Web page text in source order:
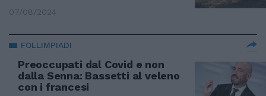
07/08/2024
FOLLIMPIADI
Preoccupati dal Covid e non
dalla Senna: Bassetti al veleno
con i francesi